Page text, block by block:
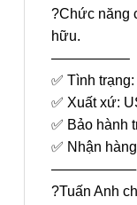
?Chức năng
hữu.
—————–
✅ Tình
✅ Xuất xứ:
✅ Bảo hành
✅ Nhận
?Tuấn Anh